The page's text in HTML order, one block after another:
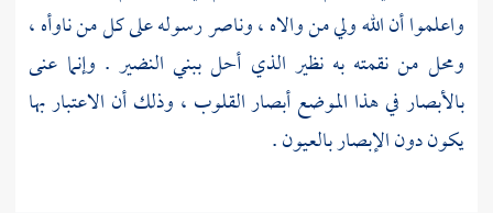
واعلموا أن الله ولي من والاه ، وناصر رسوله على كل من ناوأه ،
ومحل من نقمته به نظير الذي أحل ببني النضير . وإنما عنى
بالأبصار في هذا الموضع أبصار القلوب ، وذلك أن الاعتبار بها
يكون دون الإبصار بالعيون .